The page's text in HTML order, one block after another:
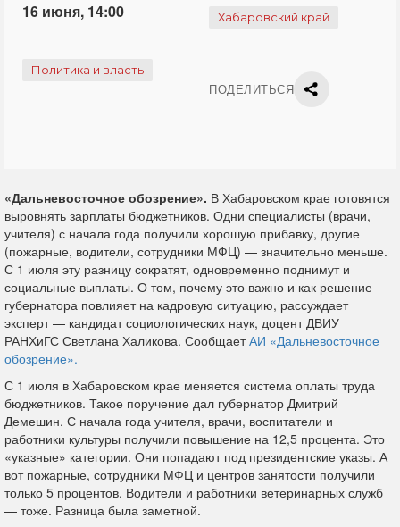
16 июня, 14:00 Хабаровский край
Политика и власть
ПОДЕЛИТЬСЯ
«Дальневосточное обозрение». В Хабаровском крае готовятся
выровнять зарплаты бюджетников. Одни специалисты (врачи,
учителя) с начала года получили хорошую прибавку, другие
(пожарные, водители, сотрудники МФЦ) — значительно меньше.
С 1 июля эту разницу сократят, одновременно поднимут и
социальные выплаты. О том, почему это важно и как решение
губернатора повлияет на кадровую ситуацию, рассуждает
эксперт — кандидат социологических наук, доцент ДВИУ
РАНХиГС Светлана Халикова. СообщаетАИ «Дальневосточное
обозрение».
С 1 июля в Хабаровском крае меняется система оплаты труда
бюджетников. Такое поручение дал губернатор Дмитрий
Демешин. С начала года учителя, врачи, воспитатели и
работники культуры получили повышение на 12,5 процента. Это
«указные» категории. Они попадают под президентские указы. А
вот пожарные, сотрудники МФЦ и центров занятости получили
только 5 процентов. Водители и работники ветеринарных служб
— тоже. Разница была заметной.